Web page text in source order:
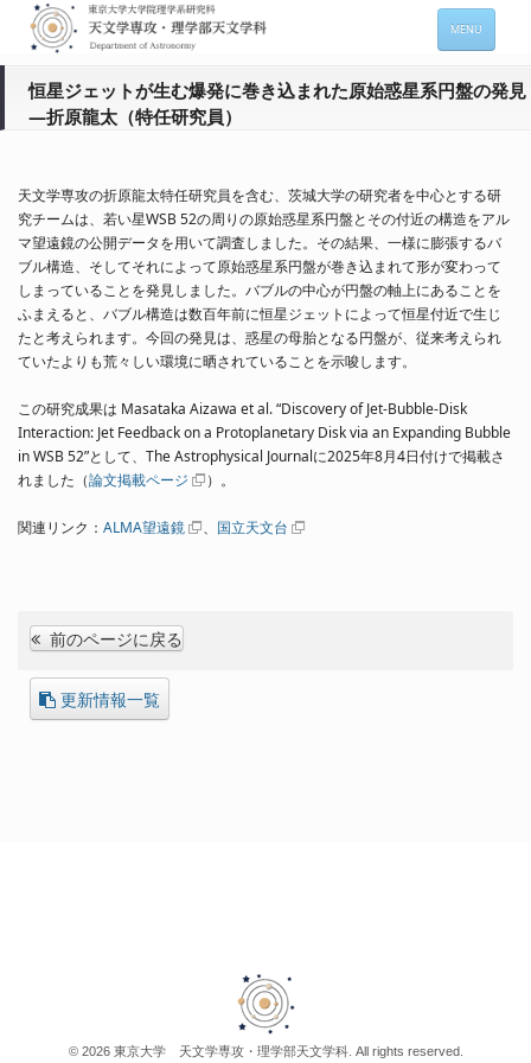
MENU
天文学専攻の案内
入進学希望の方
在学生向け情報
セミナー情報 (本郷)
お問い合わせ
Sitemap Japanese
恒星ジェットが生む爆発に巻き込まれた原始惑星系円盤の発見
―折原龍太（特任研究員）
天文学専攻の折原龍太特任研究員を含む、茨城大学の研究者を中心とする研
究チームは、若い星WSB 52の周りの原始惑星系円盤とその付近の構造をアル
マ望遠鏡の公開データを用いて調査しました。その結果、一様に膨張するバ
ブル構造、そしてそれによって原始惑星系円盤が巻き込まれて形が変わって
しまっていることを発見しました。バブルの中心が円盤の軸上にあることを
ふまえると、バブル構造は数百年前に恒星ジェットによって恒星付近で生じ
たと考えられます。今回の発見は、惑星の母胎となる円盤が、従来考えられ
ていたよりも荒々しい環境に晒されていることを示唆します。
この研究成果は Masataka Aizawa et al. “Discovery of Jet-Bubble-Disk
Interaction: Jet Feedback on a Protoplanetary Disk via an Expanding Bubble
in WSB 52”として、The Astrophysical Journalに2025年8月4日付けで掲載さ
れました（論文掲載ページ ）。
関連リンク： ALMA望遠鏡 、 国立天文台
前のページに戻る
更新情報一覧
© 2026 東京大学 天文学専攻・理学部天文学科. All rights reserved.